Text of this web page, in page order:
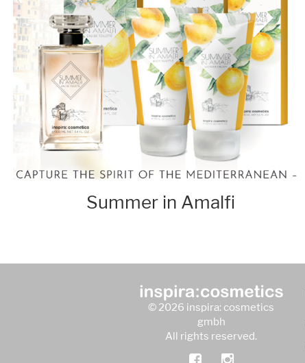
Summer in Amalfi
© 2026 inspira: cosmetics
gmbh
All rights reserved.